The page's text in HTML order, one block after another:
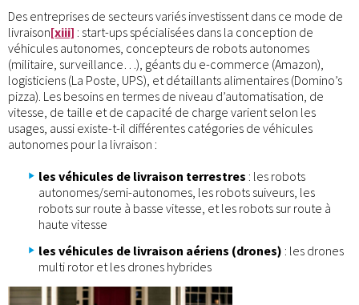
Des entreprises de secteurs variés investissent dans ce mode de
livraison[xiii] : start-ups spécialisées dans la conception de
véhicules autonomes, concepteurs de robots autonomes
(militaire, surveillance…), géants du e-commerce (Amazon),
logisticiens (La Poste, UPS), et détaillants alimentaires (Domino’s
pizza). Les besoins en termes de niveau d’automatisation, de
vitesse, de taille et de capacité de charge varient selon les
usages, aussi existe-t-il différentes catégories de véhicules
autonomes pour la livraison :
les véhicules de livraison terrestres : les robots
autonomes/semi-autonomes, les robots suiveurs, les
robots sur route à basse vitesse, et les robots sur route à
haute vitesse
les véhicules de livraison aériens (drones) : les drones
multi rotor et les drones hybrides